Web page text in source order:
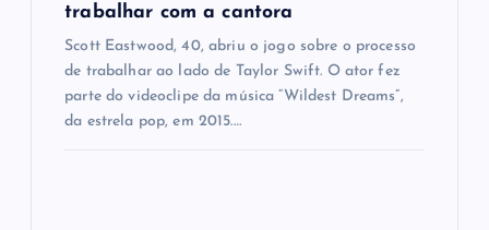
trabalhar com a cantora
Scott Eastwood, 40, abriu o jogo sobre o processo
de trabalhar ao lado de Taylor Swift. O ator fez
parte do videoclipe da música “Wildest Dreams”,
da estrela pop, em 2015.…